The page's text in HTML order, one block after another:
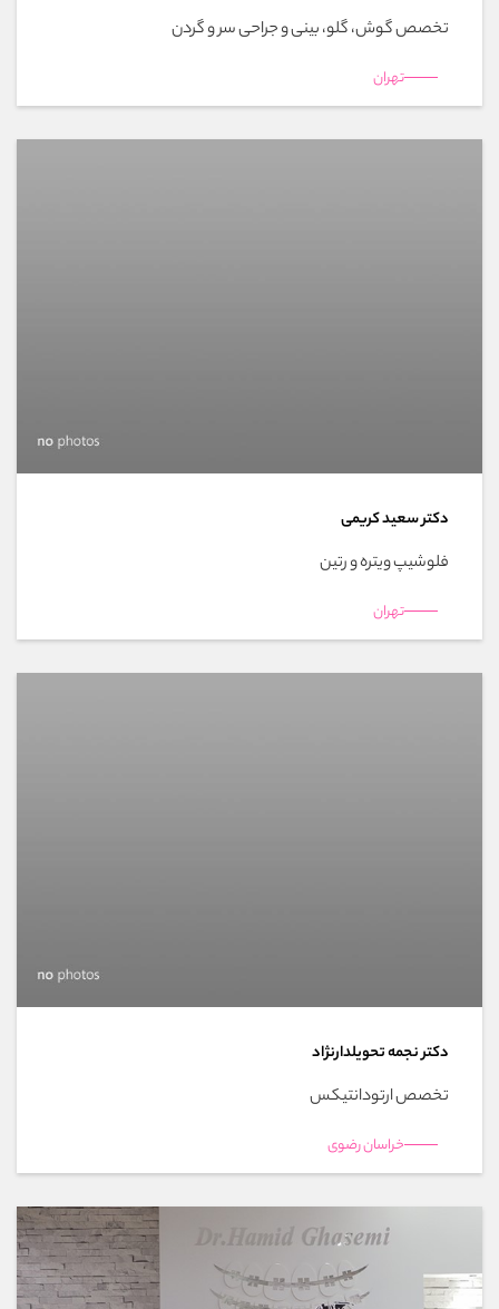
تخصص گوش، گلو، بینی و جراحی سر و گردن
تهران
دکتر سعید کریمی
فلوشیپ ویتره و رتین
تهران
دکتر نجمه تحویلدارنژاد
تخصص ارتودانتیکس
خراسان رضوی